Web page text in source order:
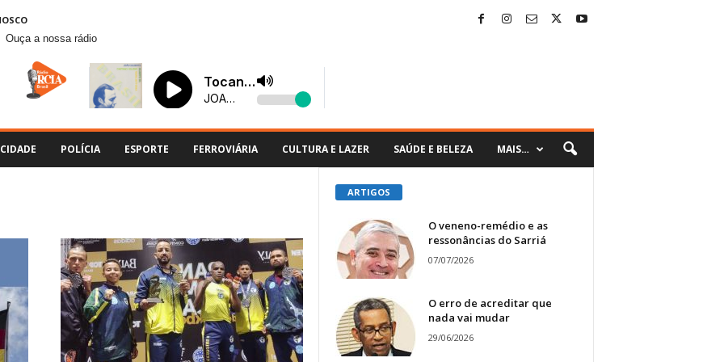
Ouça a nossa rádio
CIDADE POLÍCIA ESPORTE FERROVIÁRIA CULTURA E LAZER SAÚDE E BELEZA MAIS…
ARTIGOS
O veneno-remédio e as
ressonâncias do Sarriá
07/07/2026
O erro de acreditar que
nada vai mudar
29/06/2026